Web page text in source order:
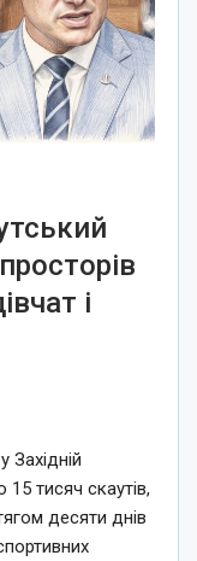
і
Західній
15 тисяч скаутів,
десяти днів